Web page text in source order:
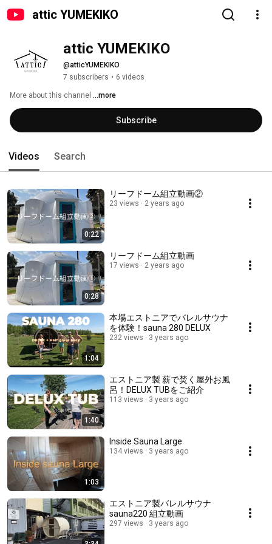
attic YUMEKIKO
attic YUMEKIKO
@atticYUMEKIKO
7 subscribers • 6 videos
More about this channel ...more
Subscribe
Videos Search
0:22
リーフドーム組立動画②
23 views 2 years ago
0:28
リーフドーム組立動画
17 views 2 years ago
1:04
本場エストニアでバレルサウナ
を体験！sauna 280 DELUX
232 views 3 years ago
1:40
エストニア製 薪で焚く屋外お風
呂！DELUX TUBをご紹介
113 views 3 years ago
1:03
Inside Sauna Large
134 views 3 years ago
エストニア製バレルサウナ
sauna220 組立動画
297 views 3 years ago